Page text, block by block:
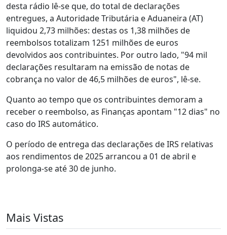
desta rádio lê-se que, do total de declarações
entregues, a Autoridade Tributária e Aduaneira (AT)
liquidou 2,73 milhões: destas os 1,38 milhões de
reembolsos totalizam 1251 milhões de euros
devolvidos aos contribuintes. Por outro lado, "94 mil
declarações resultaram na emissão de notas de
cobrança no valor de 46,5 milhões de euros", lê-se.
Quanto ao tempo que os contribuintes demoram a
receber o reembolso, as Finanças apontam "12 dias" no
caso do IRS automático.
O período de entrega das declarações de IRS relativas
aos rendimentos de 2025 arrancou a 01 de abril e
prolonga-se até 30 de junho.
Mais Vistas